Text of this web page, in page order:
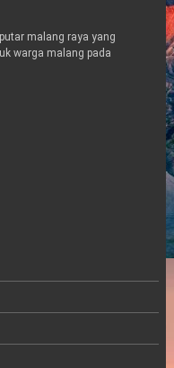
malang raya yang
warga malang pada